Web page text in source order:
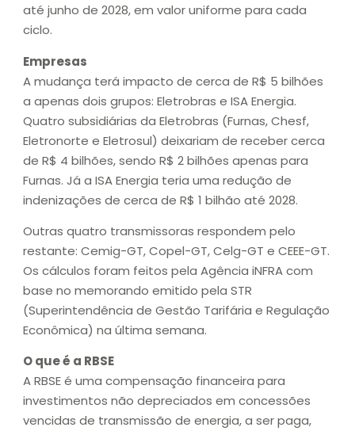
até junho de 2028, em valor uniforme para cada
ciclo.
Empresas
A mudança terá impacto de cerca de R$ 5 bilhões
a apenas dois grupos: Eletrobras e ISA Energia.
Quatro subsidiárias da Eletrobras (Furnas, Chesf,
Eletronorte e Eletrosul) deixariam de receber cerca
de R$ 4 bilhões, sendo R$ 2 bilhões apenas para
Furnas. Já a ISA Energia teria uma redução de
indenizações de cerca de R$ 1 bilhão até 2028.
Outras quatro transmissoras respondem pelo
restante: Cemig-GT, Copel-GT, Celg-GT e CEEE-GT.
Os cálculos foram feitos pela Agência iNFRA com
base no memorando emitido pela STR
(Superintendência de Gestão Tarifária e Regulação
Econômica) na última semana.
O que é a RBSE
A RBSE é uma compensação financeira para
investimentos não depreciados em concessões
vencidas de transmissão de energia, a ser paga,